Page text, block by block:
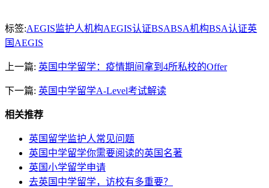
标签:AEGIS监护人机构AEGIS认证BSABSA机构BSA认证英
国AEGIS
上一篇: 英国中学留学：疫情期间拿到4所私校的Offer
下一篇: 英国中学留学A-Level考试解读
相关推荐
英国留学监护人常见问题
英国中学留学你需要阅读的英国名著
英国小学留学申请
去英国中学留学，访校有多重要？